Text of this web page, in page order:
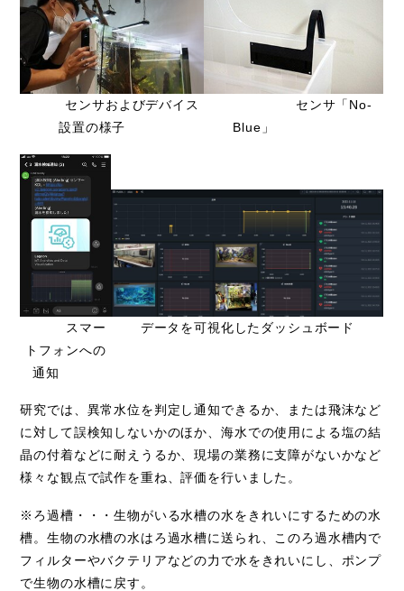
センサおよびデバイス
設置の様子
センサ「No-
Blue」
スマー
トフォンへの
通知
データを可視化したダッシュボード
研究では、異常水位を判定し通知できるか、または飛沫など
に対して誤検知しないかのほか、海水での使用による塩の結
晶の付着などに耐えうるか、現場の業務に支障がないかなど
様々な観点で試作を重ね、評価を行いました。
※ろ過槽・・・生物がいる水槽の水をきれいにするための水
槽。生物の水槽の水はろ過水槽に送られ、このろ過水槽内で
フィルターやバクテリアなどの力で水をきれいにし、ポンプ
で生物の水槽に戻す。